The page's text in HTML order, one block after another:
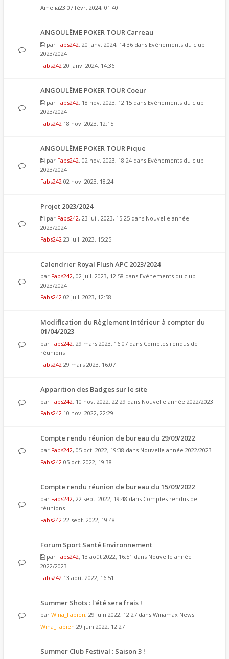
Amelia23 07 févr. 2024, 01:40
ANGOULÊME POKER TOUR Carreau
par Fabs242, 20 janv. 2024, 14:36 dans Evénements du club
2023/2024
Fabs242 20 janv. 2024, 14:36
ANGOULÊME POKER TOUR Coeur
par Fabs242, 18 nov. 2023, 12:15 dans Evénements du club
2023/2024
Fabs242 18 nov. 2023, 12:15
ANGOULÊME POKER TOUR Pique
par Fabs242, 02 nov. 2023, 18:24 dans Evénements du club
2023/2024
Fabs242 02 nov. 2023, 18:24
Projet 2023/2024
par Fabs242, 23 juil. 2023, 15:25 dans Nouvelle année
2023/2024
Fabs242 23 juil. 2023, 15:25
Calendrier Royal Flush APC 2023/2024
par Fabs242, 02 juil. 2023, 12:58 dans Evénements du club
2023/2024
Fabs242 02 juil. 2023, 12:58
Modification du Règlement Intérieur à compter du
01/04/2023
par Fabs242, 29 mars 2023, 16:07 dans Comptes rendus de
réunions
Fabs242 29 mars 2023, 16:07
Apparition des Badges sur le site
par Fabs242, 10 nov. 2022, 22:29 dans Nouvelle année 2022/2023
Fabs242 10 nov. 2022, 22:29
Compte rendu réunion de bureau du 29/09/2022
par Fabs242, 05 oct. 2022, 19:38 dans Nouvelle année 2022/2023
Fabs242 05 oct. 2022, 19:38
Compte rendu réunion de bureau du 15/09/2022
par Fabs242, 22 sept. 2022, 19:48 dans Comptes rendus de
réunions
Fabs242 22 sept. 2022, 19:48
Forum Sport Santé Environnement
par Fabs242, 13 août 2022, 16:51 dans Nouvelle année
2022/2023
Fabs242 13 août 2022, 16:51
Summer Shots : l'été sera frais !
par Wina_Fabien, 29 juin 2022, 12:27 dans Winamax News
Wina_Fabien 29 juin 2022, 12:27
Summer Club Festival : Saison 3 !